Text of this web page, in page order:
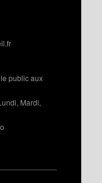
public aux
Mardi,